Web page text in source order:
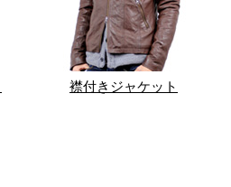
襟付きジャケット